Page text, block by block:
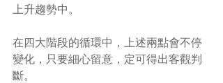
上升趨勢中。
在四大階段的循環中，上述兩點會不停
變化，只要細心留意，定可得出客觀判
斷。